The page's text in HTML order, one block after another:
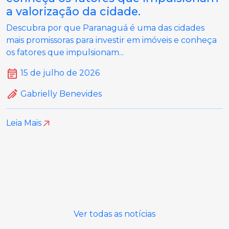
a valorização da cidade.
Descubra por que Paranaguá é uma das cidades
mais promissoras para investir em imóveis e conheça
os fatores que impulsionam...
15 de julho de 2026
Gabrielly Benevides
Leia Mais
Ver todas as notícias